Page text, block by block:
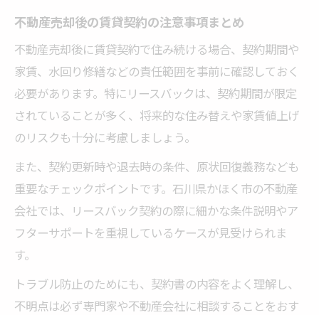
不動産売却後の賃貸契約の注意事項まとめ
不動産売却後に賃貸契約で住み続ける場合、契約期間や
家賃、水回り修繕などの責任範囲を事前に確認しておく
必要があります。特にリースバックは、契約期間が限定
されていることが多く、将来的な住み替えや家賃値上げ
のリスクも十分に考慮しましょう。
また、契約更新時や退去時の条件、原状回復義務なども
重要なチェックポイントです。石川県かほく市の不動産
会社では、リースバック契約の際に細かな条件説明やア
フターサポートを重視しているケースが見受けられま
す。
トラブル防止のためにも、契約書の内容をよく理解し、
不明点は必ず専門家や不動産会社に相談することをおす